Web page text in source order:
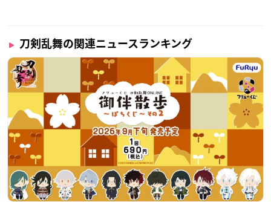
刀剣乱舞の関連ニュースランキング